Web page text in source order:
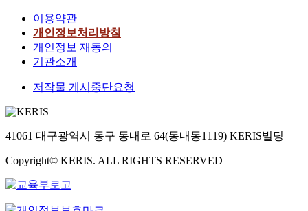
이용약관
개인정보처리방침
개인정보 재동의
기관소개
저작물 게시중단요청
41061 대구광역시 동구 동내로 64(동내동1119) KERIS빌딩
Copyright© KERIS. ALL RIGHTS RESERVED